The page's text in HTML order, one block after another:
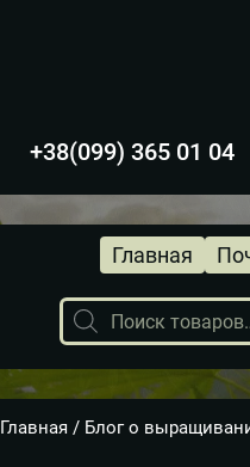
+38(099) 365 01 04
Главная
Поиск
товаров
Главная / Блог о